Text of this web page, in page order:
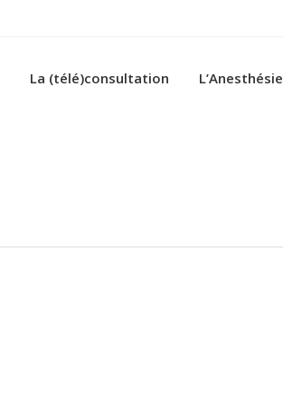
La (télé)consultation L’Anesthésie